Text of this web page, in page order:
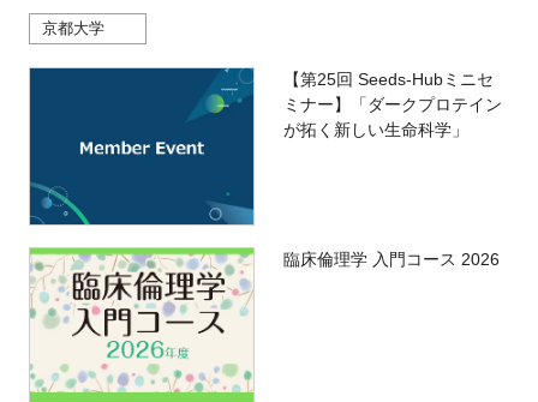
京都大学
【第25回 Seeds-Hubミニセ
ミナー】「ダークプロテイン
が拓く新しい生命科学」
臨床倫理学 入門コース 2026